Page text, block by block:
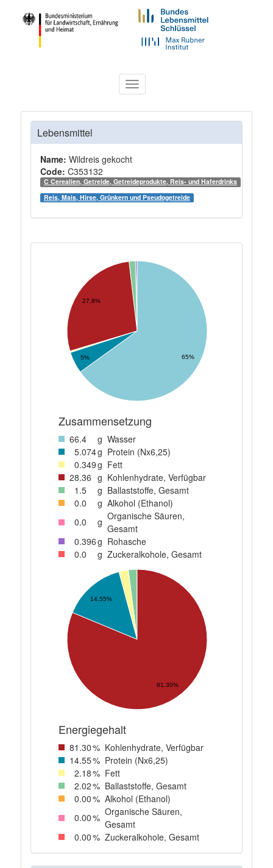
Toggle
navigation
Lebensmittel
Name: Wildreis gekocht
Code: C353132
C Cerealien, Getreide, Getreideprodukte, Reis- und Haferdrinks
Reis, Mais, Hirse, Grünkern und Pseudogetreide
27.8%
5% 65%
Zusammensetzung
66.4 g Wasser
5.074g Protein (Nx6,25)
0.349g Fett
28.36 g Kohlenhydrate, Verfügbar
1 .5 g Ballaststoffe, Gesamt
0.0 g Alkohol (Ethanol)
0.0 g Organische Säuren,
Gesamt
0.396g Rohasche
0.0 g Zuckeralkohole, Gesamt
14.55%
81.30%
Energiegehalt
81 .30% Kohlenhydrate, Verfügbar
14.55% Protein (Nx6,25)
2.18% Fett
2.02% Ballaststoffe, Gesamt
0.00% Alkohol (Ethanol)
0.00% Organische Säuren,
Gesamt
0.00% Zuckeralkohole, Gesamt